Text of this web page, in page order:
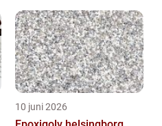
10 juni 2026